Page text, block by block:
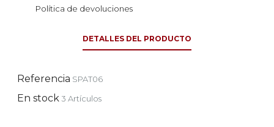
Política de devoluciones
DETALLES DEL PRODUCTO
Referencia SPAT06
En stock3 Artículos